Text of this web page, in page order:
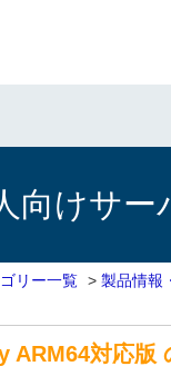
けサー
リー一覧 > 製品情報
対応版